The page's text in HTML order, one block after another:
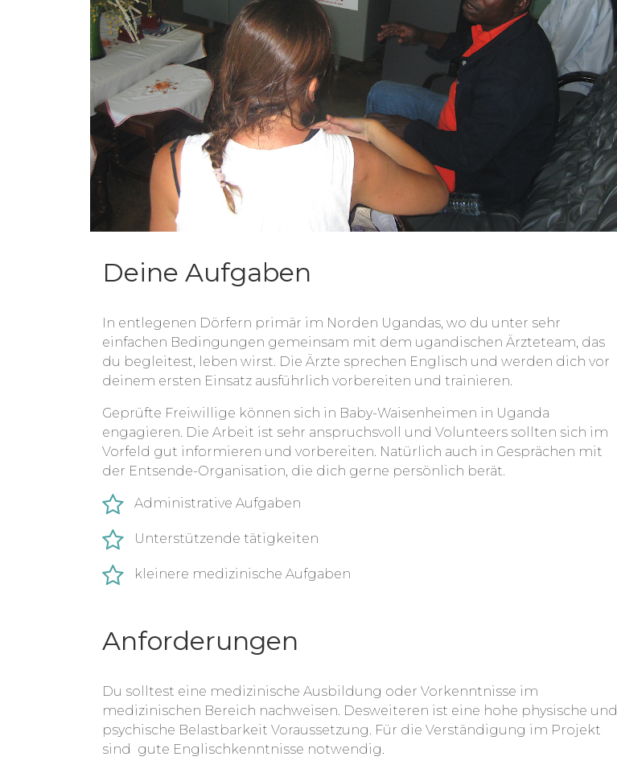
staatlichen Gesundheitsangeboten. Die geringe Reichweite und mangelnde
Durchsetzungskraft der Gesundheitsvorsorge wird vor allem in den
ländlichen Regionen Afrikas beklagt. In diesem Bereich hat das Schlagwort
„rural outreach“ von sich reden gemacht. Dieser Ansatz möchte
Gesundheitsangebote so nah als möglich an die Menschen bringen und
Akzeptanzprobleme überwinden. Nur so kann den Menschen in den
entlegenen Regionen Afrikas wirklich geholfen werden.
Deine Aufgaben
In entlegenen Dörfern primär im Norden Ugandas, wo du unter sehr
einfachen Bedingungen gemeinsam mit dem ugandischen Ärzteteam, das
du begleitest, leben wirst. Die Ärzte sprechen Englisch und werden dich vor
deinem ersten Einsatz ausführlich vorbereiten und trainieren.
Geprüfte Freiwillige können sich in Baby-Waisenheimen in Uganda
engagieren. Die Arbeit ist sehr anspruchsvoll und Volunteers sollten sich im
Vorfeld gut informieren und vorbereiten. Natürlich auch in Gesprächen mit
der Entsende-Organisation, die dich gerne persönlich berät.
Administrative Aufgaben
Unterstützende tätigkeiten
kleinere medizinische Aufgaben
Anforderungen
Du solltest eine medizinische Ausbildung oder Vorkenntnisse im
medizinischen Bereich nachweisen. Desweiteren ist eine hohe physische und
psychische Belastbarkeit Voraussetzung. Für die Verständigung im Projekt
sind gute Englischkenntnisse notwendig.